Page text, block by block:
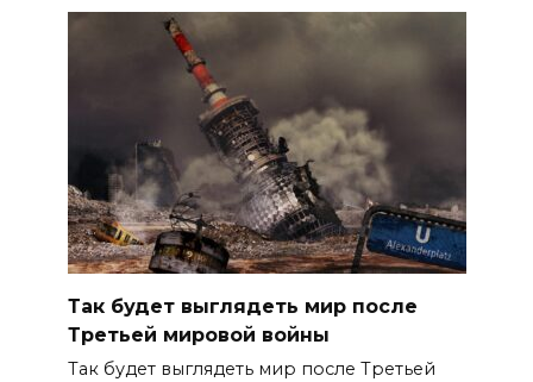
Так будет выглядеть мир после
Третьей мировой войны
Так будет выглядеть мир после Третьей